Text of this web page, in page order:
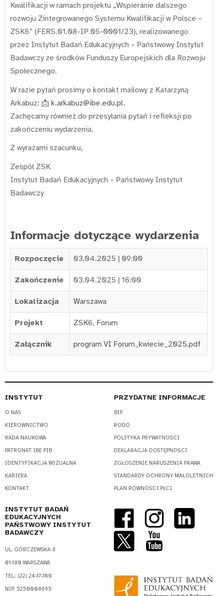
Kwalifikacji w ramach projektu „Wspieranie dalszego
rozwoju Zintegrowanego Systemu Kwalifikacji w Polsce –
ZSK6” (FERS.01.08-IP.05-0001/23), realizowanego
przez Instytut Badań Edukacyjnych – Państwowy Instytut
Badawczy ze środków Funduszy Europejskich dla Rozwoju
Społecznego.
W razie pytań prosimy o kontakt mailowy z Katarzyną
Arkabuz: 📩 k.arkabuz@ibe.edu.pl.
Zachęcamy również do przesyłania pytań i refleksji po
zakończeniu wydarzenia.
Z wyrazami szacunku,
Zespół ZSK
Instytut Badań Edukacyjnych – Państwowy Instytut
Badawczy
Informacje dotyczące wydarzenia
Rozpoczęcie 03.04.2025 | 09:00
Zakończenie 03.04.2025 | 16:00
Lokalizacja Warszawa
Projekt ZSK6, Forum
Załącznik program VI Forum_kwiecie_2025.pdf
INSTYTUT
O NAS
KIEROWNICTWO
RADA NAUKOWA
PATRONAT IBE PIB
IDENTYFIKACJA WIZUALNA
KARIERA
KONTAKT
PRZYDATNE INFORMACJE
BIP
RODO
POLITYKA PRYWATNOŚCI
DEKLARACJA DOSTĘPNOŚCI
ZGŁOSZENIE NARUSZENIA PRAWA
STANDARDY OCHRONY MAŁOLETNICH
PLAN RÓWNOŚCI PŁCI
INSTYTUT BADAŃ
EDUKACYJNYCH
PAŃSTWOWY INSTYTUT
BADAWCZY
UL. GÓRCZEWSKA 8
01-180 WARSZAWA
TEL.: (22) 24-17-100
NIP: 5250008695